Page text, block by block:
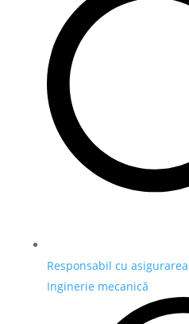
Responsabil cu
Inginerie mecanică